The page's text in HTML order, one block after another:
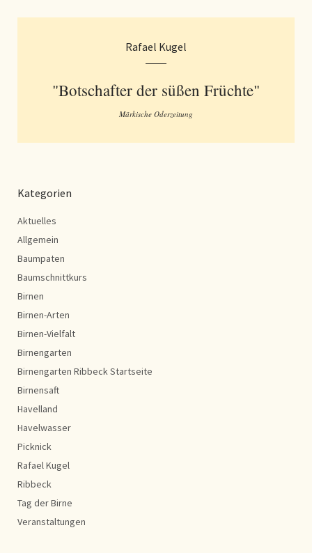
Rafael Kugel
"Botschafter der süßen Früchte"
Märkische Oderzeitung
Kategorien
Aktuelles
Allgemein
Baumpaten
Baumschnittkurs
Birnen
Birnen-Arten
Birnen-Vielfalt
Birnengarten
Birnengarten Ribbeck Startseite
Birnensaft
Havelland
Havelwasser
Picknick
Rafael Kugel
Ribbeck
Tag der Birne
Veranstaltungen